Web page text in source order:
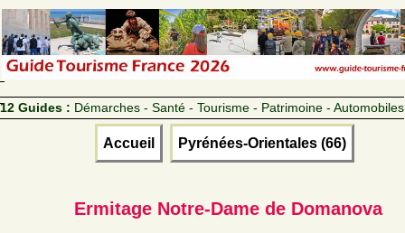
12 Guides : Démarches - Santé - Tourisme - Patrimoine - Automobiles
Accueil Pyrénées-Orientales (66)
Ermitage Notre-Dame de Domanova